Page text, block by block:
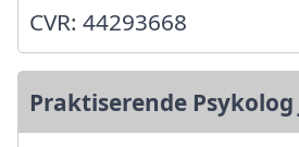
CVR: 44293668
Praktiserende